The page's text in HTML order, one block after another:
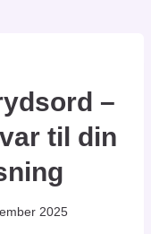
–
til din
2025